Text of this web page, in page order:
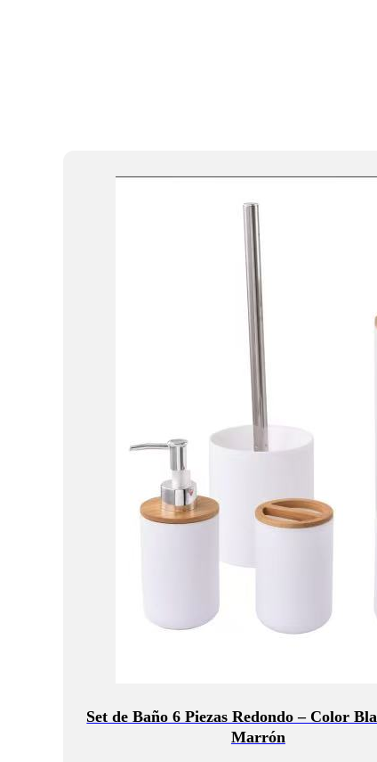
Set de Baño 6 Piezas Redondo – Color
Marrón